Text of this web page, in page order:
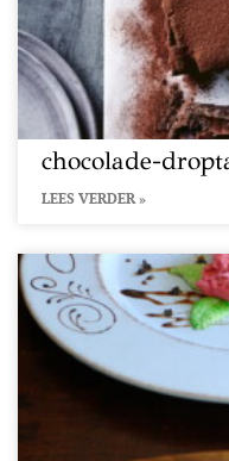
chocolade-
LEES VERDER »